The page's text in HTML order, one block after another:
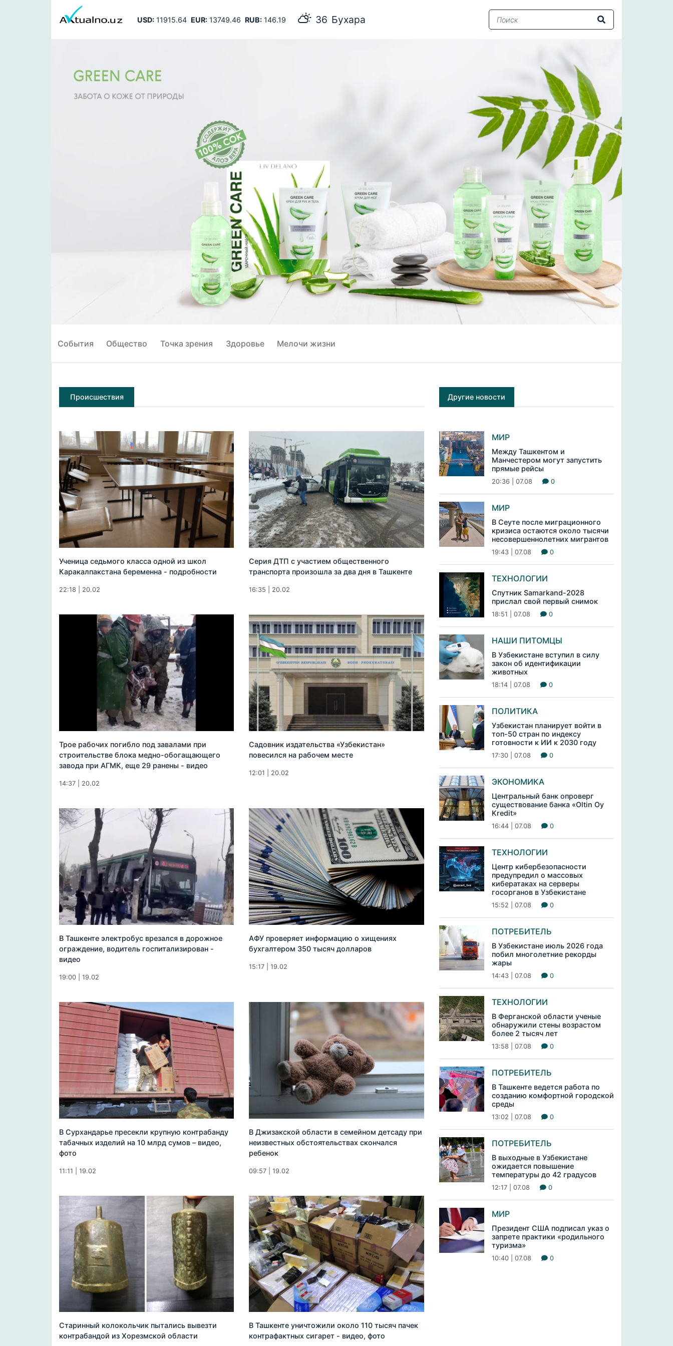
USD:11915.64 EUR:13749.46 RUB:146.19 36 Бухара
События Общество Точка зрения Здоровье Мелочи жизни
Происшествия
Ученица седьмого класса одной из школ
Каракалпакстана беременна - подробности
22:18 | 20.02
Серия ДТП с участием общественного
транспорта произошла за два дня в Ташкенте
16:35 | 20.02
Трое рабочих погибло под завалами при
строительстве блока медно-обогащающего
завода при АГМК, еще 29 ранены - видео
14:37 | 20.02
Садовник издательства «Узбекистан»
повесился на рабочем месте
12:01 | 20.02
В Ташкенте электробус врезался в дорожное
ограждение, водитель госпитализирован -
видео
19:00 | 19.02
АФУ проверяет информацию о хищениях
бухгалтером 350 тысяч долларов
15:17 | 19.02
В Сурхандарье пресекли крупную контрабанду
табачных изделий на 10 млрд сумов – видео,
фото
11:11 | 19.02
В Джизакской области в семейном детсаду при
неизвестных обстоятельствах скончался
ребенок
09:57 | 19.02
Старинный колокольчик пытались вывезти
контрабандой из Хорезмской области
В Ташкенте уничтожили около 110 тысяч пачек
контрафактных сигарет - видео, фото
Другие новости
МИР
Между Ташкентом и
Манчестером могут запустить
прямые рейсы
20:36 | 07.08 0
МИР
В Сеуте после миграционного
кризиса остаются около тысячи
несовершеннолетних мигрантов
19:43 | 07.08 0
ТЕХНОЛОГИИ
Спутник Samarkand-2028
прислал свой первый снимок
18:51 | 07.08 0
НАШИ ПИТОМЦЫ
В Узбекистане вступил в силу
закон об идентификации
животных
18:14 | 07.08 0
ПОЛИТИКА
Узбекистан планирует войти в
топ-50 стран по индексу
готовности к ИИ к 2030 году
17:30 | 07.08 0
ЭКОНОМИКА
Центральный банк опроверг
существование банка «Oltin Oy
Kredit»
16:44 | 07.08 0
ТЕХНОЛОГИИ
Центр кибербезопасности
предупредил о массовых
кибератаках на серверы
госорганов в Узбекистане
15:52 | 07.08 0
ПОТРЕБИТЕЛЬ
В Узбекистане июль 2026 года
побил многолетние рекорды
жары
14:43 | 07.08 0
ТЕХНОЛОГИИ
В Ферганской области ученые
обнаружили стены возрастом
более 2 тысяч лет
13:58 | 07.08 0
ПОТРЕБИТЕЛЬ
В Ташкенте ведется работа по
созданию комфортной городской
среды
13:02 | 07.08 0
ПОТРЕБИТЕЛЬ
В выходные в Узбекистане
ожидается повышение
температуры до 42 градусов
12:17 | 07.08 0
МИР
Президент США подписал указ о
запрете практики «родильного
туризма»
10:40 | 07.08 0